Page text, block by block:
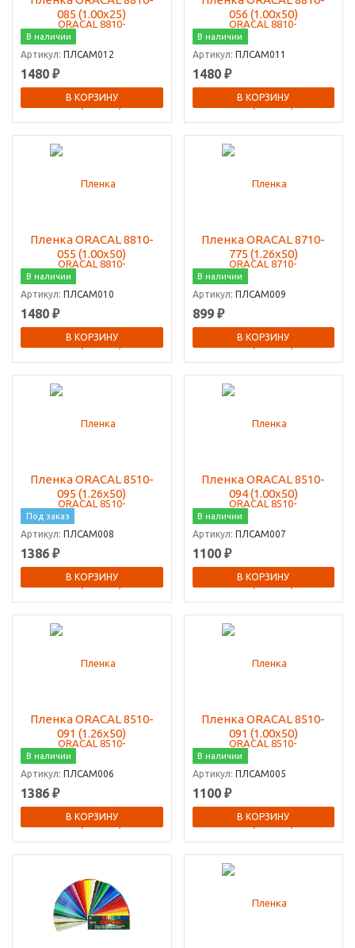
085 (1.00х25)
В наличии
Артикул: ПЛСАМ012
1480 ₽
В КОРЗИНУ
056 (1.00х50)
В наличии
Артикул: ПЛСАМ011
1480 ₽
В КОРЗИНУ
Пленка ORACAL 8810-
055 (1.00х50)
В наличии
Артикул: ПЛСАМ010
1480 ₽
В КОРЗИНУ
Пленка ORACAL 8710-
775 (1.26х50)
В наличии
Артикул: ПЛСАМ009
899 ₽
В КОРЗИНУ
Пленка ORACAL 8510-
095 (1.26х50)
Под заказ
Артикул: ПЛСАМ008
1386 ₽
В КОРЗИНУ
Пленка ORACAL 8510-
094 (1.00х50)
В наличии
Артикул: ПЛСАМ007
1100 ₽
В КОРЗИНУ
Пленка ORACAL 8510-
091 (1.26х50)
В наличии
Артикул: ПЛСАМ006
1386 ₽
В КОРЗИНУ
Пленка ORACAL 8510-
091 (1.00х50)
В наличии
Артикул: ПЛСАМ005
1100 ₽
В КОРЗИНУ